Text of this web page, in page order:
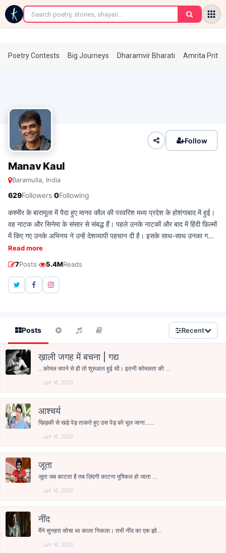
←
Poetry Contests Big Journeys Dharamvir Bharati Amrita
Follow
Manav Kaul
Baramulla, India
629Followers·0Following
कश्मीर के बारामूला में पैदा हुए मानव कौल की परवरिश मध्य प्रदेश के होशंगाबाद में हुई।
वह नाटक और सिनेमा के संसार से संबद्ध हैं। पहले उनके नाटकों और बाद में हिंदी फ़िल्मों
में किए गए उनके अभिनय ने उन्हें देशव्यापी पहचान दी है। इसके साथ-साथ उनका गद्य
भी संभव होता रहा है, जिसमें वह वैभव है जिसके असर में आकर अक्सर उसे काव्यात्मक
‘तुम्हारे बारे में’ शीर्षक से कुछ रोज़ पहले ही प्रकाशित हुई है। वह मुंबई में रहते हैं। उनसे
manavkaul@gmail.com पर बात की जा सकती है। यह प्रस्तुति ‘सदानीरा’ के
Read more
7Posts· 5.4MReads
Posts Recent
ख़ाली जगह में बचना | गद्य
…कोमल सपने से ही तो शुरुआत हुई थी। इतनी कोमलता की ...
Jun 16, 2020
आश्चर्य
खिड़की से खड़े पेड़ ताकते हुए उस पेड़ को भूल जाना…...
Jun 16, 2020
जूता
जूता जब काटता है तब ज़िंदगी काटना मुश्किल हो जाता ...
Jun 16, 2020
नींद
मैंने सुनहरा सोचा था काला निकला। तभी नींद का एक झो...
Jun 16, 2020